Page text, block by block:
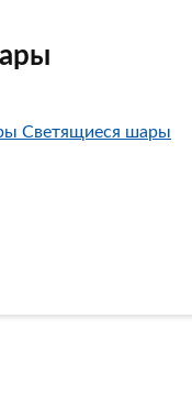
Светящиеся шары